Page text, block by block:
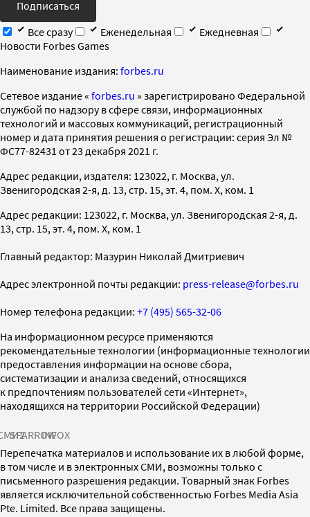
Подписаться
Все сразу
Еженедельная
Ежедневная
Новости Forbes Games
Наименование издания: forbes.ru
Cетевое издание « forbes.ru » зарегистрировано Федеральной
службой по надзору в сфере связи, информационных
технологий и массовых коммуникаций, регистрационный
номер и дата принятия решения о регистрации: серия Эл №
ФС77-82431 от 23 декабря 2021 г.
Адрес редакции, издателя: 123022, г. Москва, ул.
Звенигородская 2-я, д. 13, стр. 15, эт. 4, пом. X, ком. 1
Адрес редакции: 123022, г. Москва, ул. Звенигородская 2-я, д.
13, стр. 15, эт. 4, пом. X, ком. 1
Главный редактор: Мазурин Николай Дмитриевич
Адрес электронной почты редакции: press-release@forbes.ru
Номер телефона редакции: +7 (495) 565-32-06
На информационном ресурсе применяются
рекомендательные технологии (информационные технологии
предоставления информации на основе сбора,
систематизации и анализа сведений, относящихся
к предпочтениям пользователей сети «Интернет»,
находящихся на территории Российской Федерации)
SPARROWINFOX
Перепечатка материалов и использование их в любой форме,
в том числе и в электронных СМИ, возможны только с
письменного разрешения редакции. Товарный знак Forbes
является исключительной собственностью Forbes Media Asia
Pte. Limited. Все права защищены.